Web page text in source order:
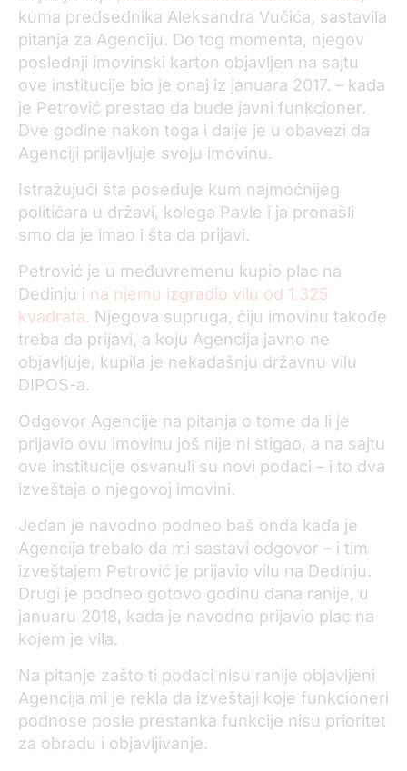
kuma predsednika Aleksandra Vučića, sastavila
pitanja za Agenciju. Do tog momenta, njegov
poslednji imovinski karton objavljen na sajtu
ove institucije bio je onaj iz januara 2017. – kada
je Petrović prestao da bude javni funkcioner.
Dve godine nakon toga i dalje je u obavezi da
Agenciji prijavljuje svoju imovinu.
Istražujući šta poseduje kum najmoćnijeg
političara u državi, kolega Pavle i ja pronašli
smo da je imao i šta da prijavi.
Petrović je u međuvremenu kupio plac na
Dedinju i na njemu izgradio vilu od 1.325
kvadrata. Njegova supruga, čiju imovinu takođe
treba da prijavi, a koju Agencija javno ne
objavljuje, kupila je nekadašnju državnu vilu
DIPOS-a.
Odgovor Agencije na pitanja o tome da li je
prijavio ovu imovinu još nije ni stigao, a na sajtu
ove institucije osvanuli su novi podaci – i to dva
izveštaja o njegovoj imovini.
Jedan je navodno podneo baš onda kada je
Agencija trebalo da mi sastavi odgovor – i tim
izveštajem Petrović je prijavio vilu na Dedinju.
Drugi je podneo gotovo godinu dana ranije, u
januaru 2018, kada je navodno prijavio plac na
kojem je vila.
Na pitanje zašto ti podaci nisu ranije objavljeni
Agencija mi je rekla da izveštaji koje funkcioneri
podnose posle prestanka funkcije nisu prioritet
za obradu i objavljivanje.